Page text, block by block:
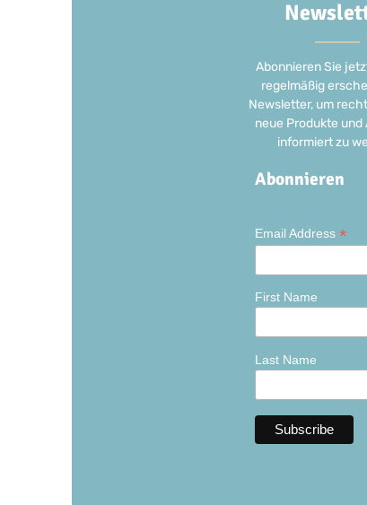
Abonnieren Sie
regelmäßig
Newsletter, um
neue Produkte und
informiert zu
Abonnieren
Email Address *
First Name
Last Name